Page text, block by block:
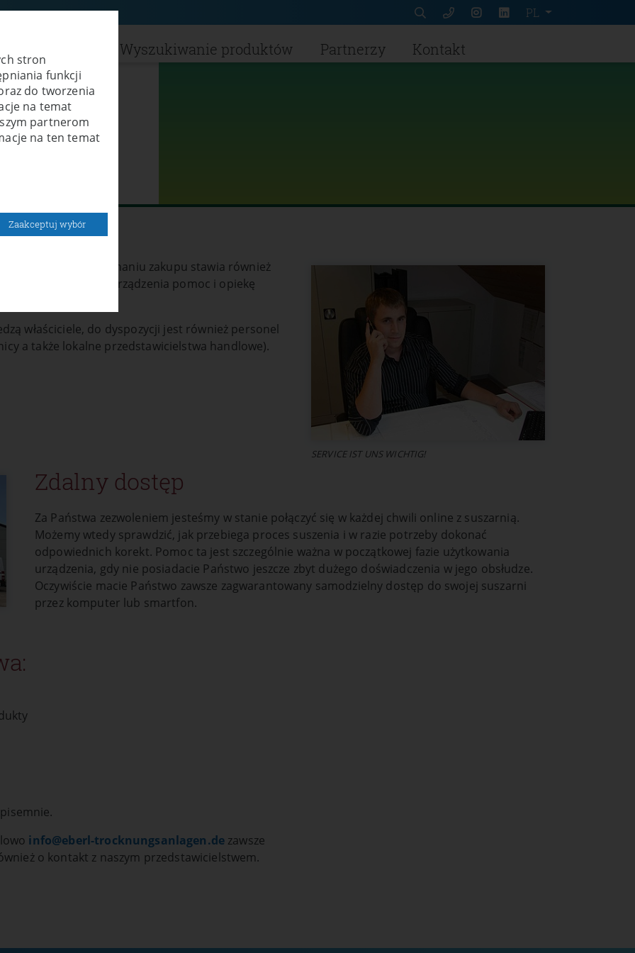
PL
Wyszukiwanie produktów Partnerzy Kontakt
ale już po dokonaniu zakupu stawia również
po zainstalowaniu urządzenia pomoc i opiekę
właściciele, do dyspozycji jest również personel
a także lokalne przedstawicielstwa handlowe).
SERVICE IST UNS WICHTIG!
Zdalny dostęp
Za Państwa zezwoleniem jesteśmy w stanie połączyć się w każdej chwili online z suszarnią.
Możemy wtedy sprawdzić, jak przebiega proces suszenia i w razie potrzeby dokonać
odpowiednich korekt. Pomoc ta jest szczególnie ważna w początkowej fazie użytkowania
urządzenia, gdy nie posiadacie Państwo jeszcze zbyt dużego doświadczenia w jego obsłudze.
Oczywiście macie Państwo zawsze zagwarantowany samodzielny dostęp do swojej suszarni
przez komputer lub smartfon.
info@eberl-trocknungsanlagen.dezawsze
o kontakt z naszym przedstawicielstwem.
stron
funkcji
do tworzenia
na temat
partnerom
na ten temat
Zaakceptuj wybór
naszej witryny.
z funkcji
działać
śledzenia